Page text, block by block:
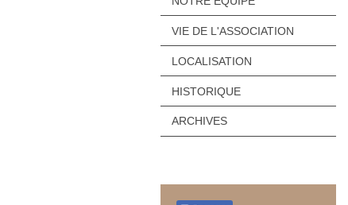
VIE DE L'ASSOCIATION
LOCALISATION
HISTORIQUE
ARCHIVES